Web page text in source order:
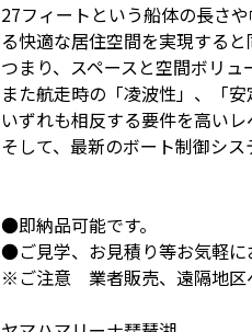
27フィートという船体の長さ
る快適な居住空間を実現する
つまり、スペースと空間ボリュ
また航走時の「凌波性」、「
いずれも相反する要件を高い
そして、最新のボート制御シ
●即納品可能です。
●ご見学、お見積り等お気軽に
※ご注意 業者販売、遠隔地区